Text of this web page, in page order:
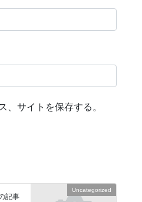
、サイトを保存する。
Uncategorized
記事